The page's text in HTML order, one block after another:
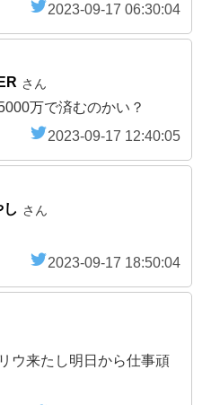
2023-09-17 06:30:04
さん
万で済むのかい？
2023-09-17 12:40:05
さん
2023-09-17 18:50:04
ウ来たし明日から仕事頑